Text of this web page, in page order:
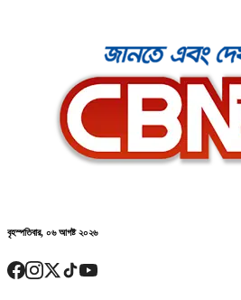
বৃহস্পতিবার, ০৬ আগষ্ট ২০২৬